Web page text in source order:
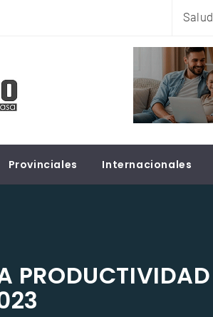
Salud
Provinciales Internacionales
PRODUCTIVIDAD